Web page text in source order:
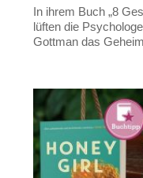
In ihrem Buch „8
lüften die
Gottman das